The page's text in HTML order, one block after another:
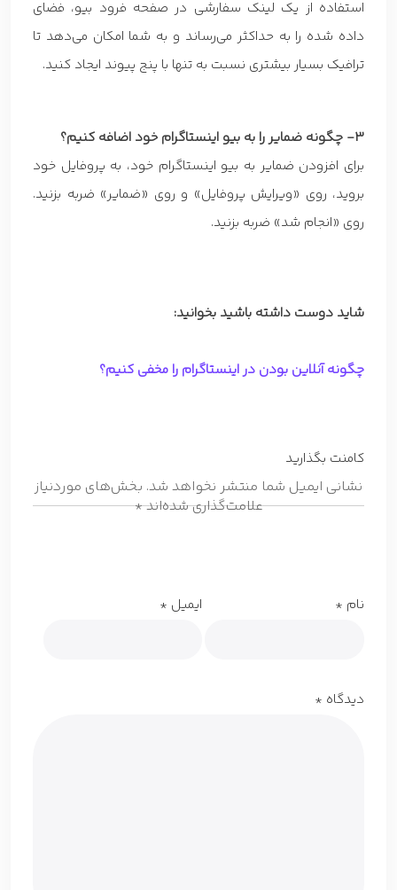
استفاده از یک لینک سفارشی در صفحه فرود بیو، فضای
داده شده را به حداکثر می‌رساند و به شما امکان می‌دهد تا
ترافیک بسیار بیشتری نسبت به تنها با پنج پیوند ایجاد کنید.
3- چگونه ضمایر را به بیو اینستاگرام خود اضافه کنیم؟
برای افزودن ضمایر به بیو اینستاگرام خود، به پروفایل خود
بروید، روی «ویرایش پروفایل» و روی «ضمایر» ضربه بزنید.
روی «انجام شد» ضربه بزنید.
شاید دوست داشته باشید بخوانید:
چگونه آنلاین بودن در اینستاگرام را مخفی کنیم؟
کامنت بگذارید
نشانی ایمیل شما منتشر نخواهد شد. بخش‌های موردنیاز
علامت‌گذاری شده‌اند*
نام * ایمیل *
دیدگاه *